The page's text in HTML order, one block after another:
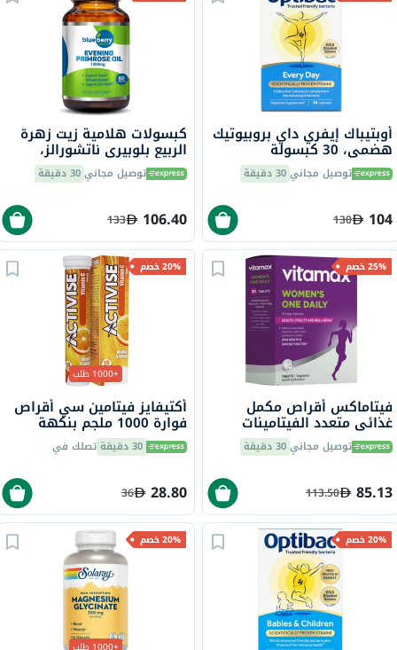
أوبتيباك إيفري داي بروبيوتيك
هضمي، 30 كبسولة
توصيل مجاني30 دقيقة
104
130
كبسولات هلامية زيت زهرة
الربيع بلوبيري ناتشورالز،
1300 ملجم، 60 كبسولة توصيل مجاني30 دقيقة
106.40
133
25% خصم
فيتاماكس أقراص مكمل
غذائي متعدد الفيتامينات
للنساء، مرة واحدة يوميًا،
حزمة من 60توصيل مجاني30 دقيقة
85.13
113.50
20% خصم
+1000 طلب
أكتيفايز فيتامين سي أقراص
فوارة 1000 ملجم بنكهة
البرتقال حزمة من 20
30 دقيقة تصلك في
28.80
36
20% خصم 20% خصم